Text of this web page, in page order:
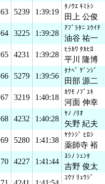
63
5239 1:39:19
ﾀﾉｳｴ ｷﾐﾄｼ
田上 公俊
64
3225 1:39:28
ｱﾌﾞﾗﾀﾆ ﾕｳｲﾁ
油谷 祐一
65
4231 1:39:28
ﾋﾗｶﾜ ﾀｶﾋﾛ
平川 隆博
66
5279 1:39:56
ﾀﾅﾍﾞ ｹﾞﾝｼﾞ
田部 源二
67
3219 1:40:18
ｶﾜﾓ ﾉﾌﾞﾕｷ
河面 伸幸
68
4232 1:40:28
ﾔﾉ ﾉﾘｵ
矢野 紀夫
69
5280 1:41:38
ﾔｸｼｼﾞ ﾋﾛｼ
薬師寺 裕
70
4227 1:41:44
ﾖｼﾉ ｼｭﾝﾀ
吉野 俊太
ｺｳｿ ﾘｭｳｼﾞ